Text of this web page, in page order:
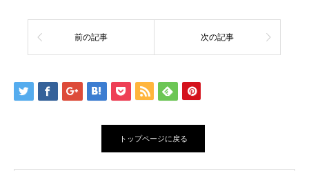
前の記事 次の記事
トップページに戻る